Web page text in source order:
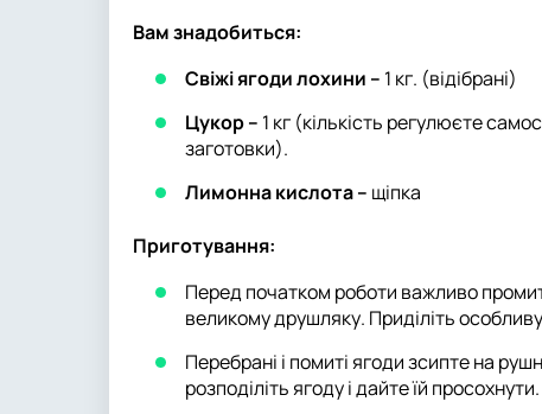
Вам знадобиться:
Свіжі ягоди лохини – 1 кг. (відібрані)
Цукор – 1 кг (кількість регулюєте
заготовки).
Лимонна кислота – щіпка
Приготування:
Перед початком роботи важливо
великому друшляку. Приділіть
Перебрані і помиті ягоди зсипте на
розподіліть ягоду і дайте їй просохнути.